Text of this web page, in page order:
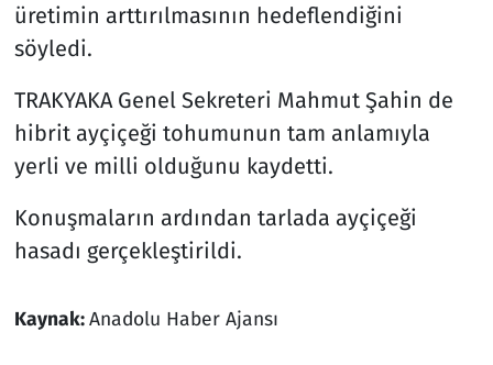
üretimin arttırılmasının hedeflendiğini
söyledi.
TRAKYAKA Genel Sekreteri Mahmut Şahin de
hibrit ayçiçeği tohumunun tam anlamıyla
yerli ve milli olduğunu kaydetti.
Konuşmaların ardından tarlada ayçiçeği
hasadı gerçekleştirildi.
Kaynak:Anadolu Haber Ajansı
Süleymanpaşa
Tekirdağ